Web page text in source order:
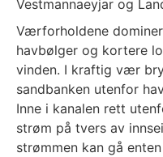
Vestmannaeyjar og
Værforholdene
havbølger og kortere
vinden. I kraftig vær
sandbanken utenfor
Inne i kanalen rett
strøm på tvers av
strømmen kan gå